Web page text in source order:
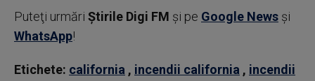
Puteţi urmări Știrile Digi FM şi pe Google News şi
WhatsApp!
Etichete: california , incendii california , incendii